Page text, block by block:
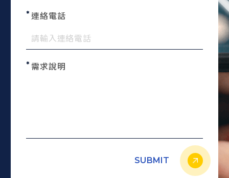
連絡電話
需求說明
SUBMIT